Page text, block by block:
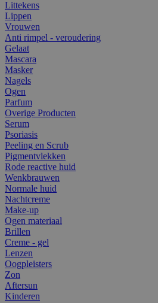
Littekens
Lippen
Vrouwen
Anti rimpel - veroudering
Gelaat
Mascara
Masker
Nagels
Ogen
Parfum
Overige Producten
Serum
Psoriasis
Peeling en Scrub
Pigmentvlekken
Rode reactive huid
Wenkbrauwen
Normale huid
Nachtcreme
Make-up
Ogen materiaal
Brillen
Creme - gel
Lenzen
Oogpleisters
Zon
Aftersun
Kinderen